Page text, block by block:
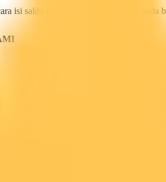
isi saldo deposit pulsa ini silahkan anda